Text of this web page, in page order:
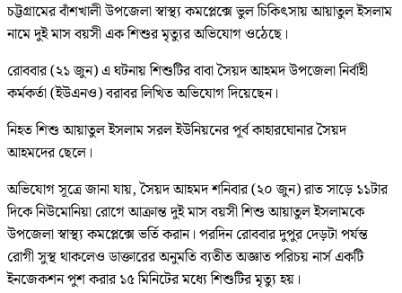
চট্টগ্রামের বাঁশখালী উপজেলা স্বাস্থ্য কমপ্লেক্সে ভুল চিকিৎসায় আয়াতুল ইসলাম
নামে দুই মাস বয়সী এক শিশুর মৃত্যুর অভিযোগ ওঠেছে।
রোববার (২১ ‍জুন) এ ঘটনায় শিশুটির বাবা সৈয়দ আহমদ উপজেলা নির্বাহী
কর্মকর্তা (ইউএনও) বরাবর লিখিত অভিযোগ দিয়েছেন।
নিহত শিশু আয়াতুল ইসলাম সরল ইউনিয়নের পূর্ব কাহারঘোনার সৈয়দ
আহমদের ছেলে।
অভিযোগ সূত্রে জানা যায়, সৈয়দ আহমদ শনিবার (২০ জুন) রাত সাড়ে ১১টার
দিকে নিউমোনিয়া রোগে আক্রান্ত দুই মাস বয়সী শিশু আয়াতুল ইসলামকে
উপজেলা স্বাস্থ্য কমপ্লেক্সে ভর্তি করান। পরদিন রোববার দুপুর দেড়টা পর্যন্ত
রোগী সুস্থ থাকলেও ডাক্তারের অনুমতি ব্যতীত অজ্ঞাত পরিচয় নার্স একটি
ইনজেকশন পুশ করার ১৫ মিনিটের মধ্যে শিশুটির মৃত্যু হয়।